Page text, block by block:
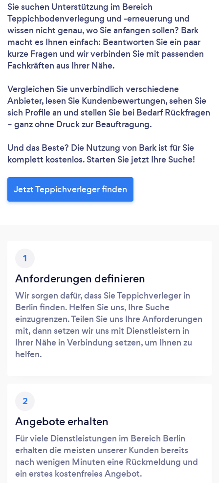
Sie suchen Unterstützung im Bereich
Teppichbodenverlegung und -erneuerung und
wissen nicht genau, wo Sie anfangen sollen? Bark
macht es Ihnen einfach: Beantworten Sie ein paar
kurze Fragen und wir verbinden Sie mit passenden
Fachkräften aus Ihrer Nähe.
Vergleichen Sie unverbindlich verschiedene
Anbieter, lesen Sie Kundenbewertungen, sehen Sie
sich Profile an und stellen Sie bei Bedarf Rückfragen
– ganz ohne Druck zur Beauftragung.
Und das Beste? Die Nutzung von Bark ist für Sie
komplett kostenlos. Starten Sie jetzt Ihre Suche!
Jetzt Teppichverleger finden
1
Anforderungen definieren
Wir sorgen dafür, dass Sie Teppichverleger in
Berlin finden. Helfen Sie uns, Ihre Suche
einzugrenzen. Teilen Sie uns Ihre Anforderungen
mit, dann setzen wir uns mit Dienstleistern in
Ihrer Nähe in Verbindung setzen, um Ihnen zu
helfen.
2
Angebote erhalten
Für viele Dienstleistungen im Bereich Berlin
erhalten die meisten unserer Kunden bereits
nach wenigen Minuten eine Rückmeldung und
ein erstes kostenfreies Angebot.